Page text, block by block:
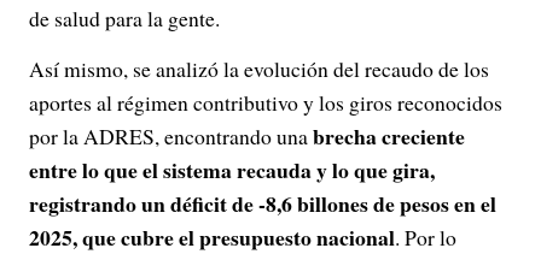
de salud para la gente.
Así mismo, se analizó la evolución del recaudo de los
aportes al régimen contributivo y los giros reconocidos
por la ADRES, encontrando unabrecha creciente
entre lo que el sistema recauda y lo que gira,
registrando un déficit de -8,6 billones de pesos en el
2025, que cubre el presupuesto nacional. Por lo